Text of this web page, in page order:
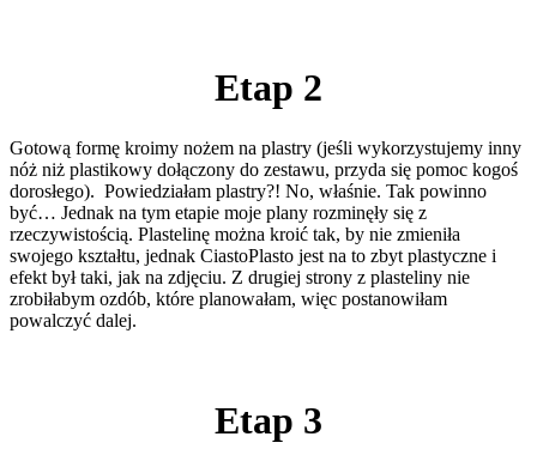
Etap 2
Gotową formę kroimy nożem na plastry (jeśli wykorzystujemy inny
nóż niż plastikowy dołączony do zestawu, przyda się pomoc kogoś
dorosłego). Powiedziałam plastry?! No, właśnie. Tak powinno
być… Jednak na tym etapie moje plany rozminęły się z
rzeczywistością. Plastelinę można kroić tak, by nie zmieniła
swojego kształtu, jednak CiastoPlasto jest na to zbyt plastyczne i
efekt był taki, jak na zdjęciu. Z drugiej strony z plasteliny nie
zrobiłabym ozdób, które planowałam, więc postanowiłam
powalczyć dalej.
Etap 3